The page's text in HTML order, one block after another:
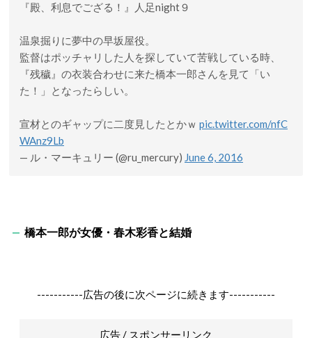
『殿、利息でござる！』人足night９
温泉掘りに夢中の早坂屋役。
監督はポッチャリした人を探していて苦戦している時、
『残穢』の衣装合わせに来た橋本一郎さんを見て「い
た！」となったらしい。
宣材とのギャップに二度見したとかｗ pic.twitter.com/nfC
WAnz9Lb
— ル・マーキュリー (@ru_mercury) June 6, 2016
橋本一郎が女優・春木彩香と結婚
-----------広告の後に次ページに続きます-----------
広告 / スポンサーリンク